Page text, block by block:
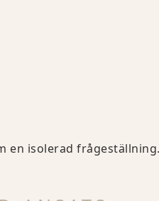
en isolerad